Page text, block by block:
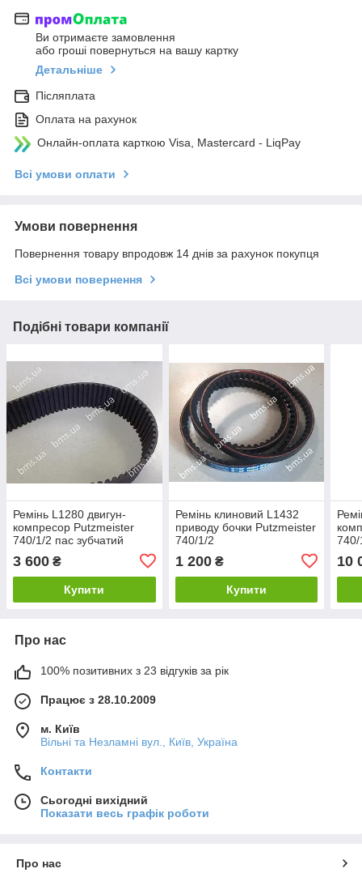
Ви отримаєте замовлення
або гроші повернуться на вашу картку
Детальніше
Післяплата
Оплата на рахунок
Онлайн-оплата карткою Visa, Mastercard - LiqPay
Всі умови оплати
Умови повернення
Повернення товару впродовж 14 днів за рахунок покупця
Всі умови повернення
Подібні товари компанії
Ремінь L1280 двигун-
компресор Putzmeister
740/1/2 пас зубчатий
3 600 ₴
Купити
Ремінь клиновий L1432
приводу бочки Putzmeister
740/1/2
1 200₴
Купити
740/
10
Про нас
100% позитивних з 23 відгуків за рік
Працює з 28.10.2009
м. Київ
Вільні та Незламні вул., Київ, Україна
Контакти
Сьогодні вихідний
Показати весь графік роботи
Про нас